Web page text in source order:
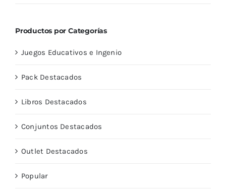
Productos por Categorías
Juegos Educativos e Ingenio
Pack Destacados
Libros Destacados
Conjuntos Destacados
Outlet Destacados
Popular